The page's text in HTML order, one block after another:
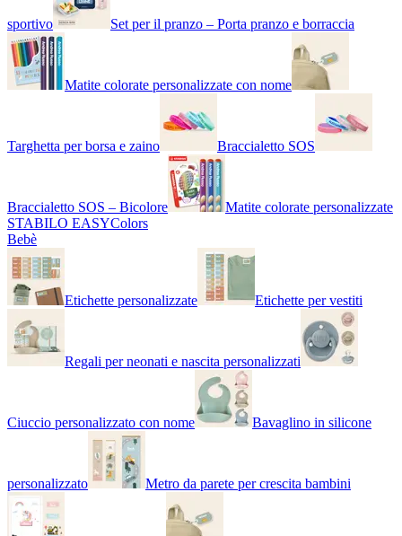
sportivo Set per il pranzo – Porta pranzo e borraccia
Matite colorate personalizzate con nome
Targhetta per borsa e zaino Braccialetto SOS
Braccialetto SOS – Bicolore
Matite colorate personalizzate
STABILO EASYColors
Bebè
Etichette personalizzate Etichette per vestiti
Regali per neonati e nascita personalizzati
Ciuccio personalizzato con nome Bavaglino in silicone
personalizzato Metro da parete per crescita bambini